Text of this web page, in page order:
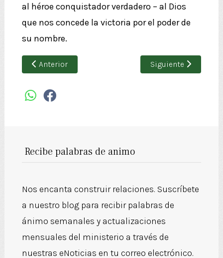
al héroe conquistador verdadero – al Dios
que nos concede la victoria por el poder de
su nombre.
Artículo anterior: Preparándote para el golpe
Anterior Artículo siguiente:
Siguiente
Recibe palabras de animo
Nos encanta construir relaciones. Suscríbete
a nuestro blog para recibir palabras de
ánimo semanales y actualizaciones
mensuales del ministerio a través de
nuestras eNoticias en tu correo electrónico.